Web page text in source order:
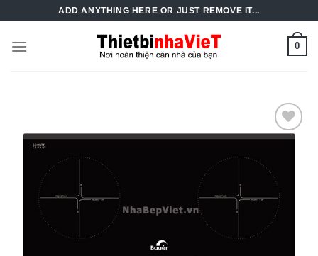
content
ADD ANYTHING HERE OR JUST REMOVE IT...
0